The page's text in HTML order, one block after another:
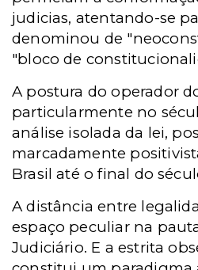
judicias, atentando-se
denominou de
"bloco de
A postura do operador
particularmente no
análise isolada da lei,
marcadamente
Brasil até o final do
A distância entre
espaço peculiar na
Judiciário. E a estrita